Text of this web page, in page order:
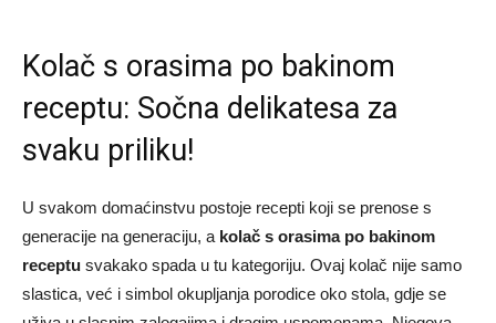
Kolač s orasima po bakinom
receptu: Sočna delikatesa za
svaku priliku!
U svakom domaćinstvu postoje recepti koji se prenose s
generacije na generaciju, a kolač s orasima po bakinom
receptu svakako spada u tu kategoriju. Ovaj kolač nije samo
slastica, već i simbol okupljanja porodice oko stola, gdje se